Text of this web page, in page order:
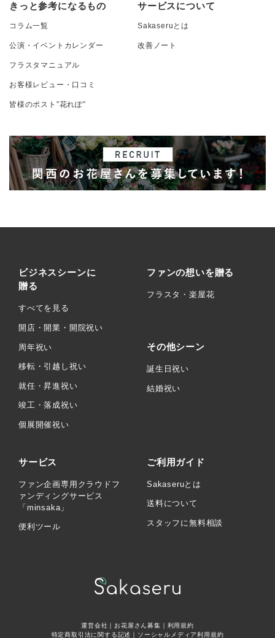
きっと参考になるもの
コラム一覧
公演・イベントカレンダー
フラスタマニュアル
お客様レビュー・口コミ
皆様のポスト”花れぽ”
サービスについて
Sakaseruとは
改善ノート
ビジネスシーンに
贈る
すべてを見る
開店・開業・開院祝い
周年祝い
移転・引越し祝い
就任・昇進祝い
竣工・落成祝い
個展開催祝い
ファンの想いを贈る
フラスタ・楽屋花
その他シーン
誕生日祝い
結婚祝い
サービス
ファン企画専用クラウドフ
ァンディングサービス
「minsaka」
便利ツール
ご利用ガイド
Sakaseruとは
送料について
スタッフに無料相談
運営会社 ｜お花屋さん募集
利用規約
特定商取引法に関する記述
ソーシャルメディア利用規約